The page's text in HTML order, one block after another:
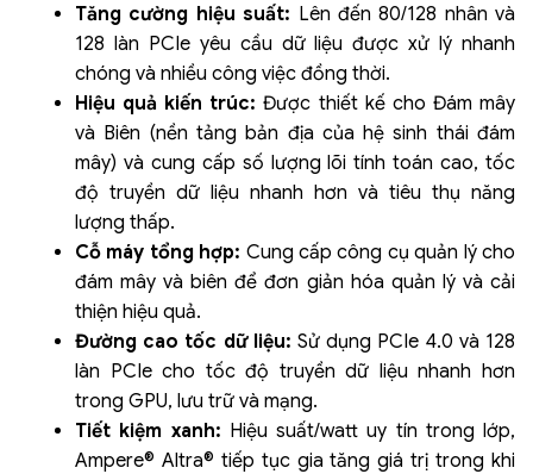
Tăng cường hiệu suất: Lên đến 80/128 nhân và
128 làn PCIe yêu cầu dữ liệu được xử lý nhanh
chóng và nhiều công việc đồng thời.
Hiệu quả kiến trúc: Được thiết kế cho Đám mây
và Biên (nền tảng bản địa của hệ sinh thái đám
mây) và cung cấp số lượng lõi tính toán cao, tốc
độ truyền dữ liệu nhanh hơn và tiêu thụ năng
lượng thấp.
Cỗ máy tổng hợp: Cung cấp công cụ quản lý cho
đám mây và biên để đơn giản hóa quản lý và cải
thiện hiệu quả.
Đường cao tốc dữ liệu: Sử dụng PCIe 4.0 và 128
làn PCIe cho tốc độ truyền dữ liệu nhanh hơn
trong GPU, lưu trữ và mạng.
Tiết kiệm xanh: Hiệu suất/watt uy tín trong lớp,
Ampere® Altra® tiếp tục gia tăng giá trị trong khi